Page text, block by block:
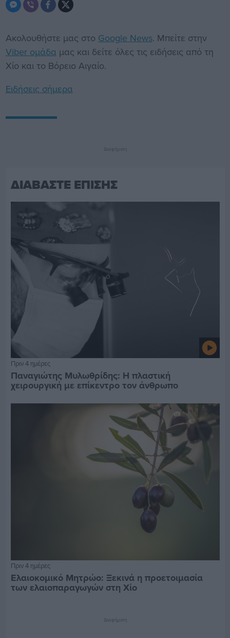
Ακολουθήστε μας στο Google News. Μπείτε στην
Viber ομάδα μας και δείτε όλες τις ειδήσεις από τη
Χίο και το Βόρειο Αιγαίο.
Ειδήσεις σήμερα
Διαφήμιση
ΔΙΑΒΑΣΤΕ ΕΠΙΣΗΣ
Πριν 4 ημέρες
Παναγιώτης Μυλωθρίδης: Η πλαστική
χειρουργική με επίκεντρο τον άνθρωπο
Πριν 4 ημέρες
Ελαιοκομικό Μητρώο: Ξεκινά η προετοιμασία
των ελαιοπαραγωγών στη Χίο
Διαφήμιση